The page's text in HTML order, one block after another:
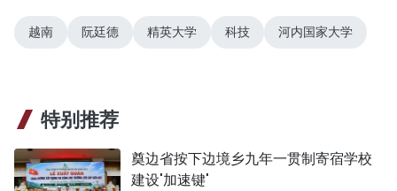
越南 阮廷德 精英大学 科技 河内国家大学
特别推荐
奠边省按下边境乡九年一贯制寄宿学校
建设'加速键'